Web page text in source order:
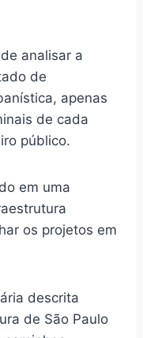
analisar a
de
apenas
de cada
público.
em uma
os projetos em
descrita
de São Paulo